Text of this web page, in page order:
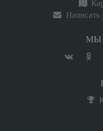
Написать
МЫ